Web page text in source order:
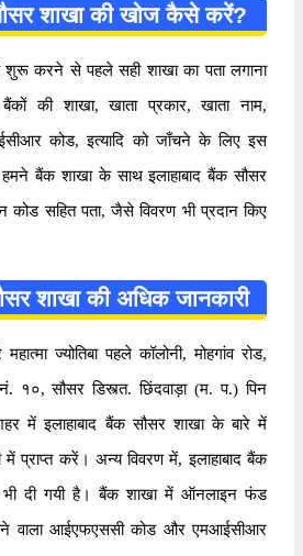
शाखा की खोज कैसे करें?
शुरू करने से पहले सही शाखा का पता लगाना
की शाखा, खाता प्रकार, खाता नाम,
कोड, इत्यादि को जाँचने के लिए इस
बैंक शाखा के साथ इलाहाबाद बैंक सौसर
कोड सहित पता, जैसे विवरण भी प्रदान किए
शाखा की अधिक जानकारी
ज्योतिबा पहले कॉलोनी, मोहगांव रोड,
१०, सौसर डिस्त्त. छिंदवाड़ा (म. प.) पिन
में इलाहाबाद बैंक सौसर शाखा के बारे में
में प्राप्त करें। अन्य विवरण में, इलाहाबाद बैंक
भी दी गयी है। बैंक शाखा में ऑनलाइन फंड
वाला आईएफएससी कोड और एमआईसीआर